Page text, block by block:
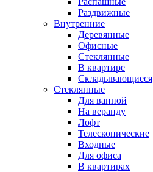
Раздвижные
Внутренние
Деревянные
Офисные
Стеклянные
В квартире
Складывающиеся
Стеклянные
Для ванной
На веранду
Лофт
Телескопические
Входные
Для офиса
В квартирах